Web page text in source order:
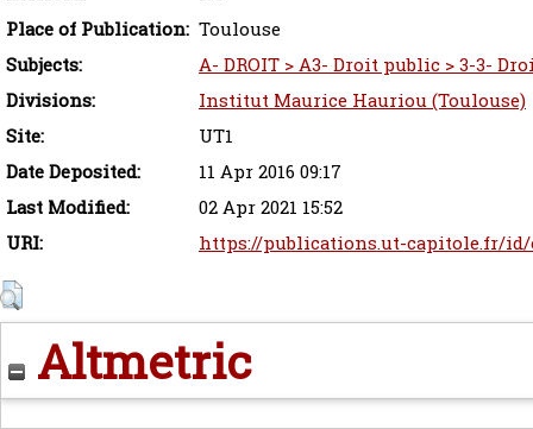
Place of Publication: Toulouse
Subjects:
A- DROIT > A3- Droit public > 3-3-
Divisions:
Institut Maurice Hauriou (Toulouse)
Site:
UT1
Date Deposited:
11 Apr 2016 09:17
Last Modified:
02 Apr 2021 15:52
URI:
https://publications.ut-capitole.fr/id/
Altmetric